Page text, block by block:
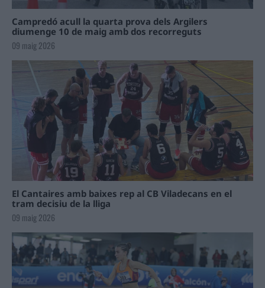
Campredó acull la quarta prova dels Argilers
diumenge 10 de maig amb dos recorreguts
09 maig 2026
El Cantaires amb baixes rep al CB Viladecans en el
tram decisiu de la lliga
09 maig 2026